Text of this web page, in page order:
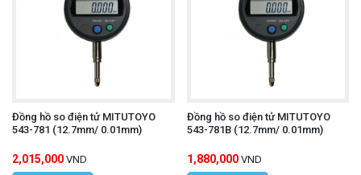
Đồng hồ so điện tử MITUTOYO
543-781 (12.7mm/ 0.01mm)
2,015,000 VND
Đồng hồ so điện tử MITUTOYO
543-781B (12.7mm/ 0.01mm)
1,880,000 VND